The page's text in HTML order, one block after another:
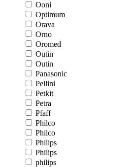
Ooni
Optimum
Orava
Orno
Oromed
Outin
Outin
Panasonic
Pellini
Petkit
Petra
Pfaff
Philco
Philco
Philips
Philips
philips